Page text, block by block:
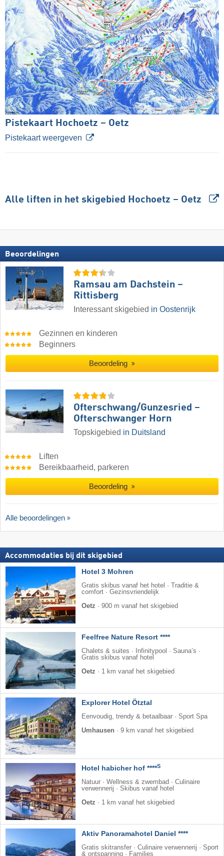
Pistekaart Hochoetz – Oetz
Pistekaart weergeven
Alle liften in het skigebied Hochoetz – Oetz
Beoordelingen
Ramsau am Dachstein –
Rittisberg
Interessant skigebied in Oostenrijk
Gezinnen en kinderen
Beginners
Beoordeling
Ofterschwang/​Gunzesried –
Ofterschwanger Horn
Topskigebied in Duitsland
Liften
Bereikbaarheid, parkeren
Beoordeling
Alle beoordelingen
Accommodaties bij dit skigebied
Hotel 3 Mohren
Gratis skibus vanaf het hotel · Traditie &
comfort · Gezinsvriendelijk
Oetz · 900 m vanaf het skigebied
Feelfree Nature Resort ****
Chalets & suites · Infinitypool · Sauna’s ·
Gratis skibus vanaf hotel
Oetz · 1 km vanaf het skigebied
Explorer Hotel Ötztal
Eenvoudig, trendy & betaalbaar · Sport Spa
Umhausen · 9 km vanaf het skigebied
Hotel habicher hof ****S
Natuur · Wellness & zwembad · Culinaire
verwennerij · Skibus vanaf hotel
Oetz · 1 km vanaf het skigebied
Aktiv Panoramahotel Daniel ****
Gratis skitransfer · Culinaire verwennerij · Sport
& ontspanning · Families